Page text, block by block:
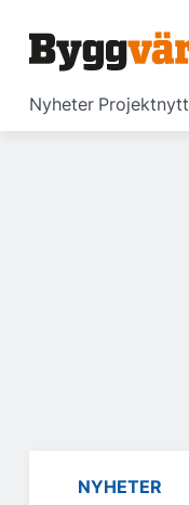
Nyheter Projektnytt
NYHETER